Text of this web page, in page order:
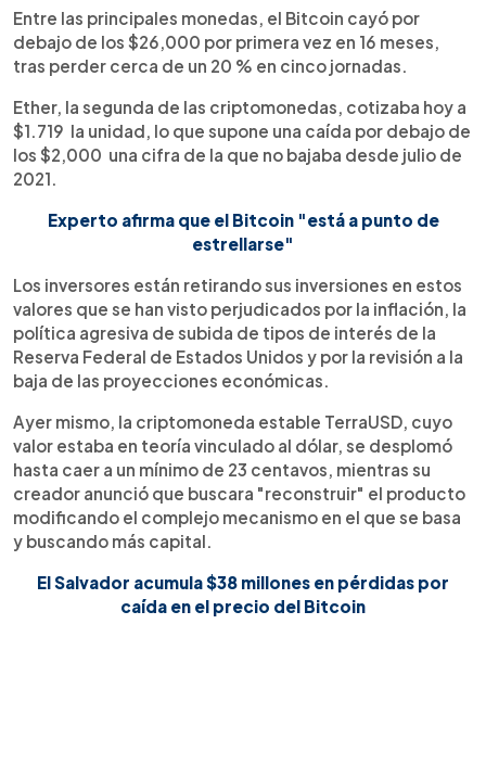
Entre las principales monedas, el Bitcoin cayó por
debajo de los $26,000 por primera vez en 16 meses,
tras perder cerca de un 20 % en cinco jornadas.
Ether, la segunda de las criptomonedas, cotizaba hoy a
$1.719 la unidad, lo que supone una caída por debajo de
los $2,000 una cifra de la que no bajaba desde julio de
2021.
Experto afirma que el Bitcoin "está a punto de
estrellarse"
Los inversores están retirando sus inversiones en estos
valores que se han visto perjudicados por la inflación, la
política agresiva de subida de tipos de interés de la
Reserva Federal de Estados Unidos y por la revisión a la
baja de las proyecciones económicas.
Ayer mismo, la criptomoneda estable TerraUSD, cuyo
valor estaba en teoría vinculado al dólar, se desplomó
hasta caer a un mínimo de 23 centavos, mientras su
creador anunció que buscara "reconstruir" el producto
modificando el complejo mecanismo en el que se basa
y buscando más capital.
El Salvador acumula $38 millones en pérdidas por
caída en el precio del Bitcoin